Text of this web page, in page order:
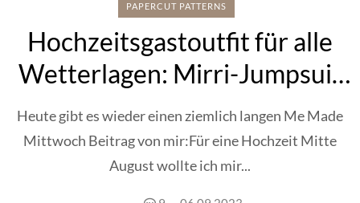
PAPERCUT PATTERNS
Hochzeitsgastoutfit für alle
Wetterlagen: Mirri-Jumpsuit
und Blouson Sorbonne
Heute gibt es wieder einen ziemlich langen Me Made
Mittwoch Beitrag von mir:Für eine Hochzeit Mitte
August wollte ich mir...